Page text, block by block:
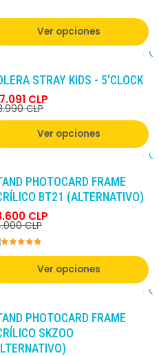
Ver opciones
STRAY KIDS - 5'CLOCK
CLP
CLP
Ver opciones
PHOTOCARD FRAME
BT21 (ALTERNATIVO)
CLP
CLP
Ver opciones
PHOTOCARD FRAME
SKZOO